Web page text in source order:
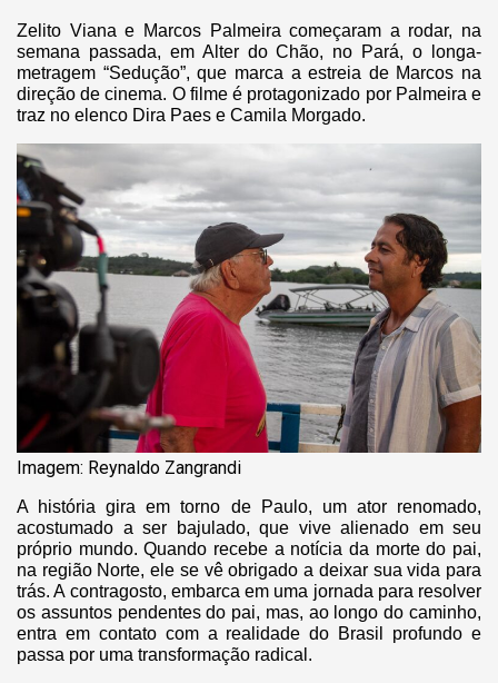
Zelito Viana e Marcos Palmeira começaram a rodar, na
semana passada, em Alter do Chão, no Pará, o longa-
metragem “Sedução”, que marca a estreia de Marcos na
direção de cinema. O filme é protagonizado por Palmeira e
traz no elenco Dira Paes e Camila Morgado.
Imagem: Reynaldo Zangrandi
A história gira em torno de Paulo, um ator renomado,
acostumado a ser bajulado, que vive alienado em seu
próprio mundo. Quando recebe a notícia da morte do pai,
na região Norte, ele se vê obrigado a deixar sua vida para
trás. A contragosto, embarca em uma jornada para resolver
os assuntos pendentes do pai, mas, ao longo do caminho,
entra em contato com a realidade do Brasil profundo e
passa por uma transformação radical.